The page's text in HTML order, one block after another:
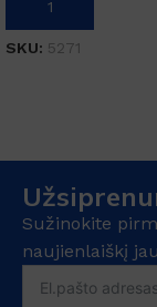
Į KREPŠELĮ
SKU: 5271
Sužinokite
naujienlaiškį